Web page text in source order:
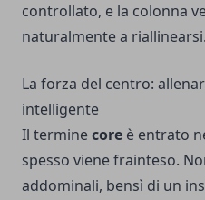
controllato, e la colonna
naturalmente a riallinearsi.
La forza del centro:
intelligente
Il terminecore è entrato
spesso viene frainteso.
addominali, bensì di un